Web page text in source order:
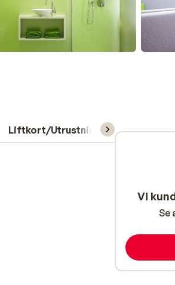
Liftkort/Utrustning/Skidskola
Vi
Se